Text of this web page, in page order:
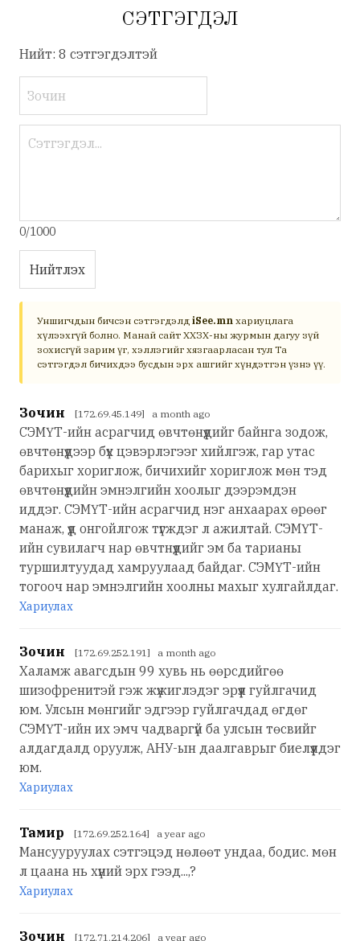
СЭТГЭГДЭЛ
Нийт: 8 сэтгэгдэлтэй
0/1000
Нийтлэх
Уншигчдын бичсэн сэтгэгдэлд iSee.mn хариуцлага
хүлээхгүй болно. Манай сайт ХХЗХ-ны журмын дагуу зүй
зохисгүй зарим үг, хэллэгийг хязгаарласан тул Та
сэтгэгдэл бичихдээ бусдын эрх ашгийг хүндэтгэн үзнэ үү.
Зочин [172.69.45.149] a month ago
СЭМҮТ-ийн асрагчид өвчтөнүүдийг байнга зодож,
өвчтөнүүдээр бүх цэвэрлэгээг хийлгэж, гар утас
барихыг хориглож, бичихийг хориглож мөн тэд
өвчтөнүүдийн эмнэлгийн хоолыг дээрэмдэн
иддэг. СЭМҮТ-ийн асрагчид нэг анхаарах өрөөг
манаж, үүд онгойлгож түгждэг л ажилтай. СЭМҮТ-
ийн сувилагч нар өвчтнүүдийг эм ба тарианы
туршилтуудад хамруулаад байдаг. СЭМҮТ-ийн
тогооч нар эмнэлгийн хоолны махыг хулгайлдаг.
Хариулах
Зочин [172.69.252.191] a month ago
Халамж авагсдын 99 хувь нь өөрсдийгөө
шизофренитэй гэж жүжиглэдэг эрүүл гуйлгачид
юм. Улсын мөнгийг эдгээр гуйлгачдад өгдөг
СЭМҮТ-ийн их эмч чадваргүй ба улсын төсвийг
алдагдалд оруулж, АНУ-ын даалгаврыг биелүүлдэг
юм.
Хариулах
Тамир [172.69.252.164] a year ago
Мансууруулах сэтгэцэд нөлөөт ундаа, бодис. мөн
л цаана нь хүний эрх гээд...,?
Хариулах
Зочин [172.71.214.206] a year ago